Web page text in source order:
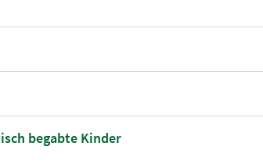
begabte Kinder